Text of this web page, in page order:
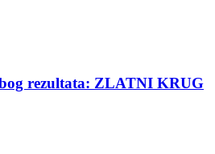
rezultata: ZLATNI KRUG